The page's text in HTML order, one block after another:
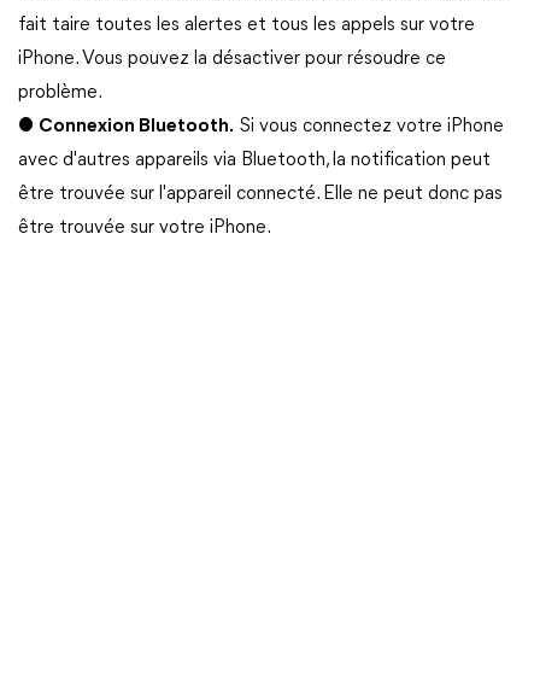
fait taire toutes les alertes et tous les appels sur votre
iPhone. Vous pouvez la désactiver pour résoudre ce
problème.
● Connexion Bluetooth. Si vous connectez votre iPhone
avec d'autres appareils via Bluetooth, la notification peut
être trouvée sur l'appareil connecté. Elle ne peut donc pas
être trouvée sur votre iPhone.